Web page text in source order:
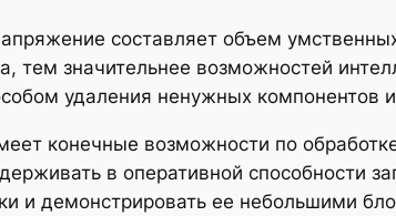
составляет объем
тем значительнее возможностей
удаления ненужных компонентов
конечные возможности по
в оперативной способности
и демонстрировать ее небольшими